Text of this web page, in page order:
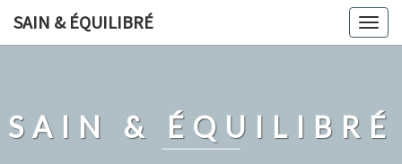
SAIN & ÉQUILIBRÉ
SAIN & ÉQUILIBRÉ